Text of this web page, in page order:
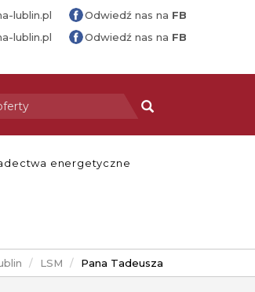
lublin.pl Odwiedź nas na FB
lublin.pl Odwiedź nas na FB
energetyczne
LSM Pana Tadeusza